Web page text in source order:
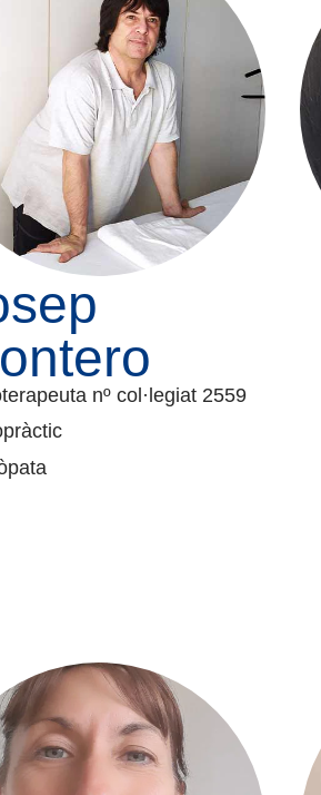
nº col·legiat 2559